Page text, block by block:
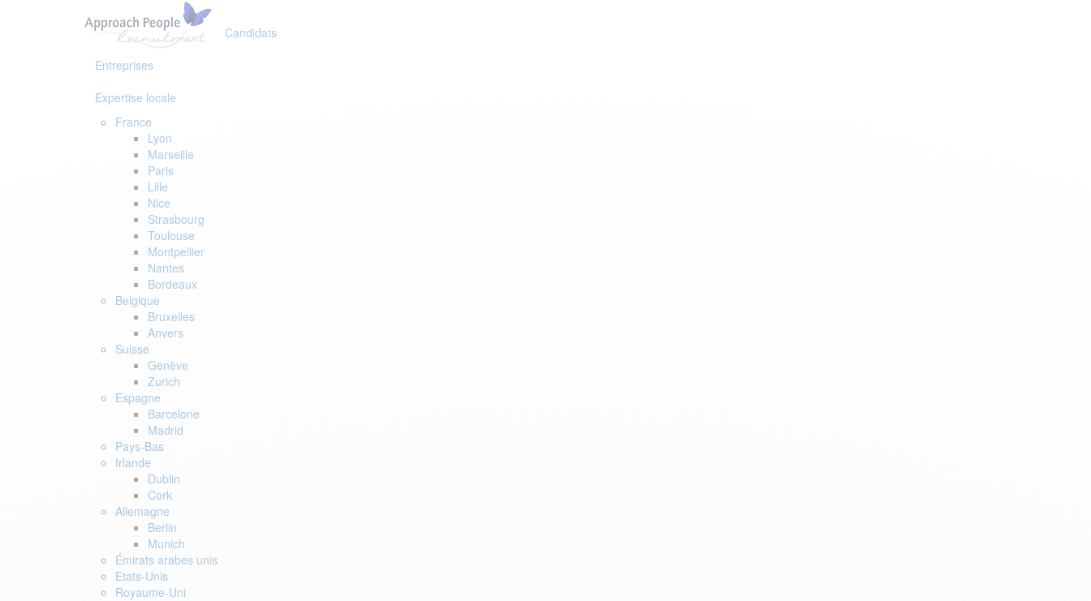
Candidats
Entreprises
Expertise locale
France
Lyon
Marseille
Paris
Lille
Nice
Strasbourg
Toulouse
Montpellier
Nantes
Bordeaux
Belgique
Bruxelles
Anvers
Suisse
Genève
Zurich
Espagne
Barcelone
Madrid
Pays-Bas
Irlande
Dublin
Cork
Allemagne
Berlin
Munich
Émirats arabes unis
Etats-Unis
Royaume-Uni